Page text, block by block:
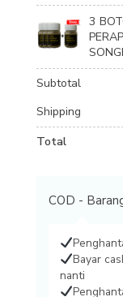
3
Subtotal
Shipping
Total
COD -
Bayar
nanti